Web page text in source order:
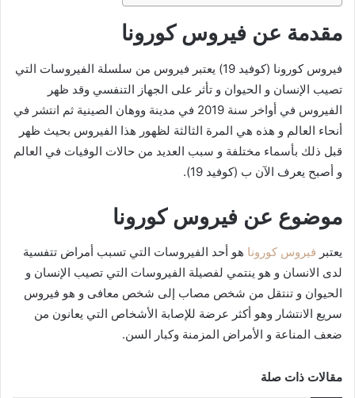
مقدمة عن فيروس كورونا
فيروس كورونا (كوفيد 19) يعتبر فيروس من سلسلة الفيروسات التي
تصيب الإنسان و الحيوان و تأثر على الجهاز التنفسي وقد ظهر
الفيروس في أواخر سنة 2019 في مدينة ووهان الصينية ثم انتشر في
أنحاء العالم و هذه هي المرة الثالثة لظهور هذا الفيروس بحيث ظهر
قبل ذلك بأسماء مختلفة و سبب العديد من حالات الوفيات في العالم
و أصبح يعرف الآن ب (كوفيد 19).
موضوع عن فيروس كورونا
يعتبر فيروس كورونا هو أحد الفيروسات التي تسبب أمراض تتفسية
لدى الانسان و هو ينتمي لفصيلة الفيروسات التي تصيب الإنسان و
الحيوان و تنتقل من شخص مصاب إلى شخص معافى و هو فيروس
سريع الانتشار وهو أكثر عرضة للإصابة الأشخاص التي يعانون من
ضعف المناعة و الأمراض المزمنة وكبار السن.
مقالات ذات صلة